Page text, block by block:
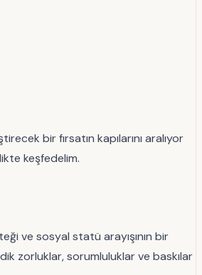
bir fırsatın kapılarını aralıyor
keşfedelim.
ve sosyal statü arayışının bir
zorluklar, sorumluluklar ve baskılar